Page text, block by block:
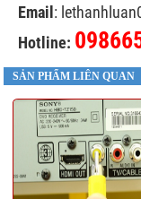
Email :
Hotline:
SẢN PHẨM LIÊN QUAN